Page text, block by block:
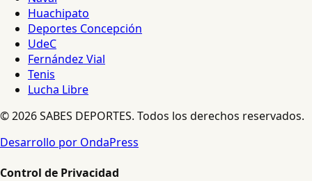
Huachipato
Deportes Concepción
UdeC
Fernández Vial
Tenis
Lucha Libre
© 2026 SABES DEPORTES. Todos los derechos reservados.
Desarrollo por OndaPress
Control de Privacidad